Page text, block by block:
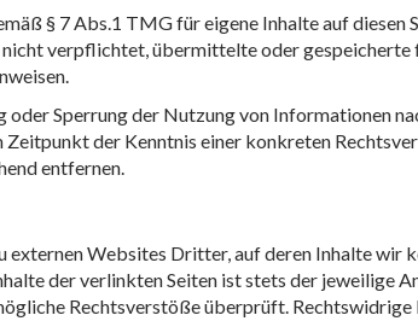
§ 7 Abs.1 TMG für eigene Inhalte auf
verpflichtet, übermittelte oder
Sperrung der Nutzung von Informationen
der Kenntnis einer konkreten
entfernen.
externen Websites Dritter, auf deren Inhalte wir
der verlinkten Seiten ist stets der
Rechtsverstöße überprüft.